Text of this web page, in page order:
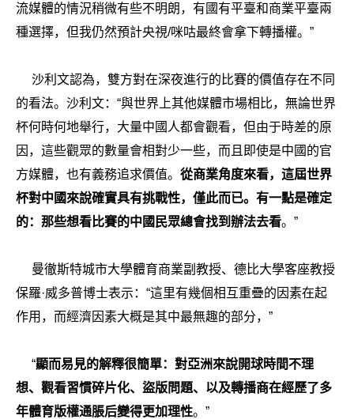
流媒體的情況稍微有些不明朗，有國有平臺和商業平臺兩
種選擇，但我仍然預計央視/咪咕最終會拿下轉播權。”
沙利文認為，雙方對在深夜進行的比賽的價值存在不同
的看法。沙利文：“與世界上其他媒體市場相比，無論世界
杯何時何地舉行，大量中國人都會觀看，但由于時差的原
因，這些觀眾的數量會相對少一些，而且即使是中國的官
方媒體，也有義務追求價值。 從商業角度來看，這屆世界
杯對中國來說確實具有挑戰性，僅此而已。有一點是確定
的：那些想看比賽的中國民眾總會找到辦法去看。”
曼徹斯特城市大學體育商業副教授、德比大學客座教授
保羅·威多普博士表示：“這里有幾個相互重疊的因素在起
作用，而經濟因素大概是其中最無趣的部分，”
“顯而易見的解釋很簡單：對亞洲來說開球時間不理
想、觀看習慣碎片化、盜版問題、以及轉播商在經歷了多
年體育版權通脹后變得更加理性。”